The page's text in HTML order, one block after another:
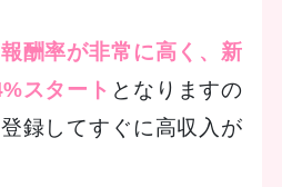
報酬率が非常に高く、新
スタート となりますの
録してすぐに高収入が